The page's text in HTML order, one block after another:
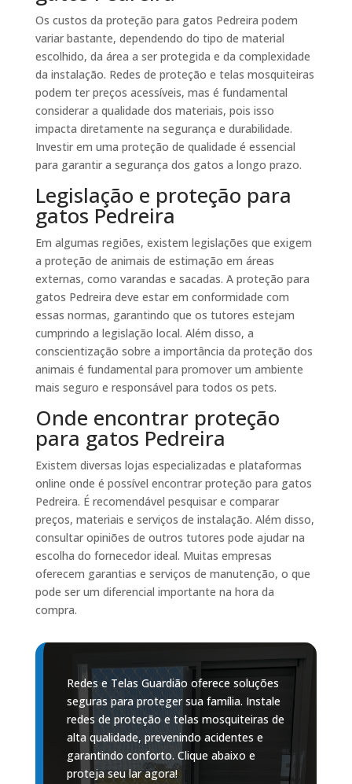
Os custos da proteção para gatos Pedreira podem
variar bastante, dependendo do tipo de material
escolhido, da área a ser protegida e da complexidade
da instalação. Redes de proteção e telas mosquiteiras
podem ter preços acessíveis, mas é fundamental
considerar a qualidade dos materiais, pois isso
impacta diretamente na segurança e durabilidade.
Investir em uma proteção de qualidade é essencial
para garantir a segurança dos gatos a longo prazo.
Legislação e proteção para
gatos Pedreira
Em algumas regiões, existem legislações que exigem
a proteção de animais de estimação em áreas
externas, como varandas e sacadas. A proteção para
gatos Pedreira deve estar em conformidade com
essas normas, garantindo que os tutores estejam
cumprindo a legislação local. Além disso, a
conscientização sobre a importância da proteção dos
animais é fundamental para promover um ambiente
mais seguro e responsável para todos os pets.
Onde encontrar proteção
para gatos Pedreira
Existem diversas lojas especializadas e plataformas
online onde é possível encontrar proteção para gatos
Pedreira. É recomendável pesquisar e comparar
preços, materiais e serviços de instalação. Além disso,
consultar opiniões de outros tutores pode ajudar na
escolha do fornecedor ideal. Muitas empresas
oferecem garantias e serviços de manutenção, o que
pode ser um diferencial importante na hora da
compra.
Redes e Telas Guardião oferece soluções
seguras para proteger sua família. Instale
redes de proteção e telas mosquiteiras de
alta qualidade, prevenindo acidentes e
garantindo conforto. Clique abaixo e
proteja seu lar agora!